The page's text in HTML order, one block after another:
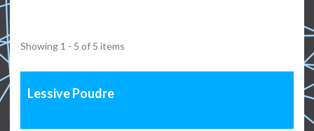
Showing 1 - 5 of 5 items
Lessive Poudre